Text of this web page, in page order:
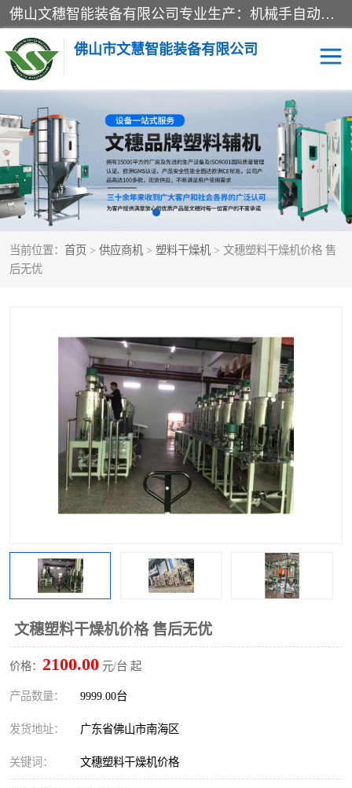
佛山文穗智能装备有限公司专业生产：机械手自动化系列；塑料粉碎机回收系列；塑料混色机系列；温度控制系列：模温机，冷水机；供料输送系列：中央供料系统，欧化/独立式吸料机，分体式吸料机；整机保修一年，易损件除外。
佛山市文慧智能装备有限公司
当前位置： 首页 > 供应商机 > 塑料干燥机 > 文穗塑料干燥机价格 售
后无优
文穗塑料干燥机价格 售后无优
价格： 2100.00 元/台 起
产品数量： 9999.00台
发货地址： 广东省佛山市南海区
关键词： 文穗塑料干燥机价格
粉碎回收系列 干燥除湿系列
塑料破碎机 工业冷水机
三机一体除湿干燥机 塑料干燥机
塑料混色机 模温机